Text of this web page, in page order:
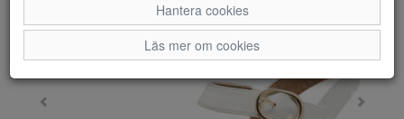
Hantera cookies
Läs mer om cookies